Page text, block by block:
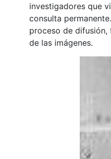
investigadores que
consulta
proceso de
de las imágenes.